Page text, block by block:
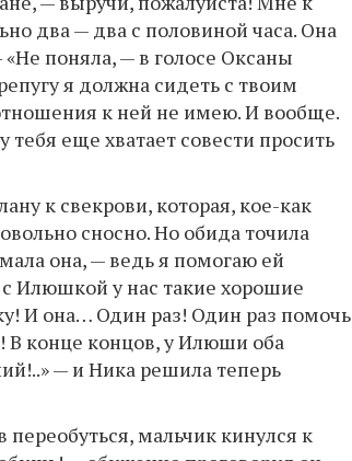
два — два с половиной часа. Она
поняла, — в голосе Оксаны
я должна сидеть с твоим
к ней не имею. И вообще.
еще хватает совести просить
к свекрови, которая, кое-как
сносно. Но обида точила
она, — ведь я помогаю ей
с Илюшкой у нас такие хорошие
И она… Один раз! Один раз помочь
В конце концов, у Илюши оба
— и Ника решила теперь
мальчик кинулся к